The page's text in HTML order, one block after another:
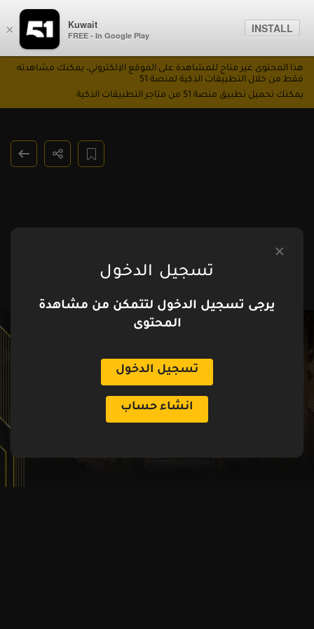
× Kuwait
FREE - In Google Play
INSTALL
هذا المحتوى غير متاح للمشاهدة على الموقع الإلكتروني، يمكنك مشاهدته
فقط من خلال التطبيقات الذكية لمنصة 51
يمكنك تحميل تطبيق منصة 51 من متاجر التطبيقات الذكية
تسجيل الدخول
يرجى تسجيل الدخول لتتمكن من مشاهدة
المحتوى
تسجيل الدخول
انشاء حساب